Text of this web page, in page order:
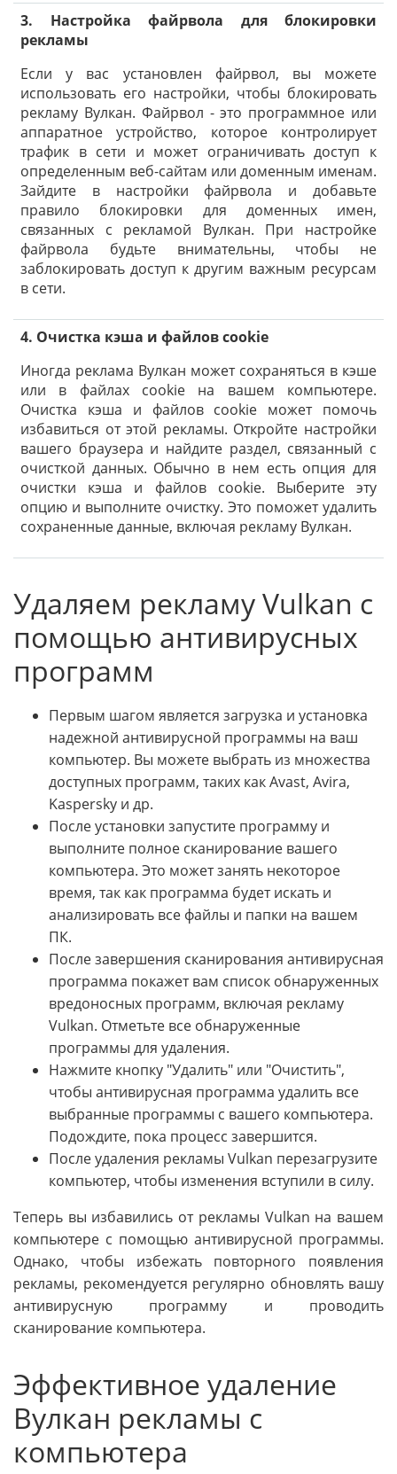
3. Настройка файрвола для блокировки
рекламы
Если у вас установлен файрвол, вы можете
использовать его настройки, чтобы блокировать
рекламу Вулкан. Файрвол - это программное или
аппаратное устройство, которое контролирует
трафик в сети и может ограничивать доступ к
определенным веб-сайтам или доменным именам.
Зайдите в настройки файрвола и добавьте
правило блокировки для доменных имен,
связанных с рекламой Вулкан. При настройке
файрвола будьте внимательны, чтобы не
заблокировать доступ к другим важным ресурсам
в сети.
4. Очистка кэша и файлов cookie
Иногда реклама Вулкан может сохраняться в кэше
или в файлах cookie на вашем компьютере.
Очистка кэша и файлов cookie может помочь
избавиться от этой рекламы. Откройте настройки
вашего браузера и найдите раздел, связанный с
очисткой данных. Обычно в нем есть опция для
очистки кэша и файлов cookie. Выберите эту
опцию и выполните очистку. Это поможет удалить
сохраненные данные, включая рекламу Вулкан.
Удаляем рекламу Vulkan с
помощью антивирусных
программ
Первым шагом является загрузка и установка
надежной антивирусной программы на ваш
компьютер. Вы можете выбрать из множества
доступных программ, таких как Avast, Avira,
Kaspersky и др.
После установки запустите программу и
выполните полное сканирование вашего
компьютера. Это может занять некоторое
время, так как программа будет искать и
анализировать все файлы и папки на вашем
ПК.
После завершения сканирования антивирусная
программа покажет вам список обнаруженных
вредоносных программ, включая рекламу
Vulkan. Отметьте все обнаруженные
программы для удаления.
Нажмите кнопку "Удалить" или "Очистить",
чтобы антивирусная программа удалить все
выбранные программы с вашего компьютера.
Подождите, пока процесс завершится.
После удаления рекламы Vulkan перезагрузите
компьютер, чтобы изменения вступили в силу.
Теперь вы избавились от рекламы Vulkan на вашем
компьютере с помощью антивирусной программы.
Однако, чтобы избежать повторного появления
рекламы, рекомендуется регулярно обновлять вашу
антивирусную программу и проводить
сканирование компьютера.
Эффективное удаление
Вулкан рекламы с
компьютера